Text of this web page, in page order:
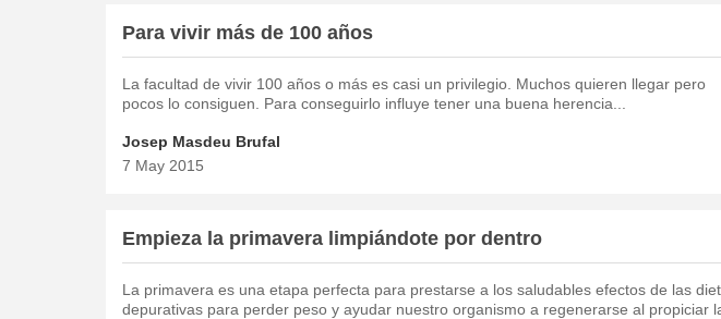
Para vivir más de 100 años
La facultad de vivir 100 años o más es casi un privilegio. Muchos quieren llegar pero
pocos lo consiguen. Para conseguirlo influye tener una buena herencia...
Josep Masdeu Brufal
7 May 2015
Empieza la primavera limpiándote por dentro
La primavera es una etapa perfecta para prestarse a los saludables efectos de las
depurativas para perder peso y ayudar nuestro organismo a regenerarse al propiciar